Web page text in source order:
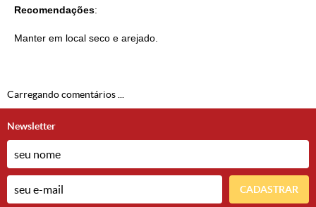
Recomendações:
Manter em local seco e arejado.
Carregando comentários ...
Newsletter
CADASTRAR